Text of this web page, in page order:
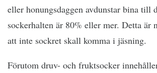
eller honungsdaggen avdunstar bina till
sockerhalten är 80% eller mer. Detta är
att inte sockret skall komma i jäsning.
Förutom druv- och fruktsocker